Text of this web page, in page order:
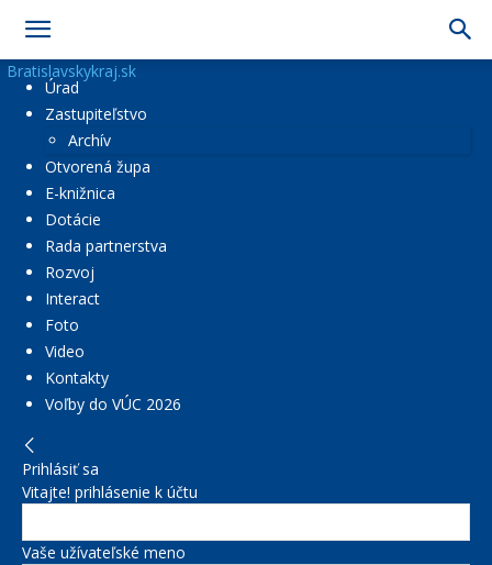
Bratislavskykraj.sk
Úrad
Zastupiteľstvo
Archív
Otvorená župa
E-knižnica
Dotácie
Rada partnerstva
Rozvoj
Interact
Foto
Video
Kontakty
Voľby do VÚC 2026
Prihlásiť sa
Vitajte! prihlásenie k účtu
Vaše užívateľské meno